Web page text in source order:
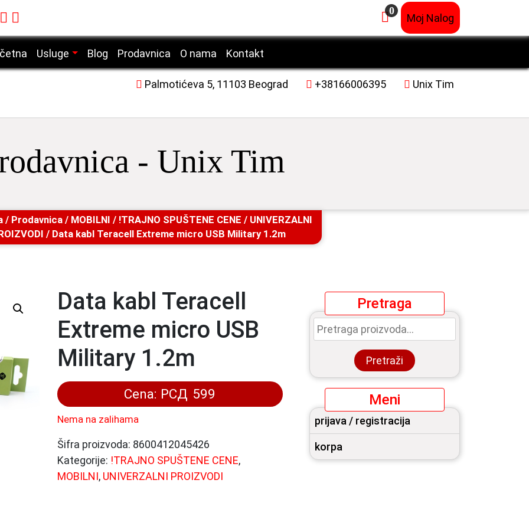
0
Moj Nalog
Usluge
Servis mobilnih telefona
Servis desktop računara
Servis laserskih štampača
Blog Prodavnica O nama Kontakt
Palmotićeva 5, 11103 Beograd +38166006395 Unix Tim
- Unix Tim
/ Prodavnica/ MOBILNI / !TRAJNO SPUŠTENE CENE / UNIVERZALNI
/ Data kabl Teracell Extreme micro USB Military 1.2m
Data kabl Teracell
Extreme micro USB
Military 1.2m
Cena: РСД 599
Nema na zalihama
Šifra proizvoda: 8600412045426
Kategorije: !TRAJNO SPUŠTENE CENE,
MOBILNI, UNIVERZALNI PROIZVODI
Pretraga
Pretraga
za:
Pretraži
Meni
prijava / registracija
korpa